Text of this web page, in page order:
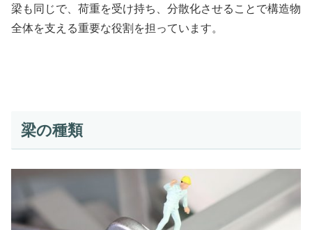
梁も同じで、荷重を受け持ち、分散化させることで構造物
全体を支える重要な役割を担っています。
梁の種類